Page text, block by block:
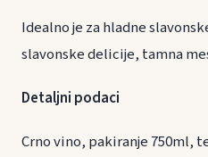
Idealno je za hladne
slavonske delicije, tamna
Detaljni podaci
Crno vino, pakiranje 750ml,